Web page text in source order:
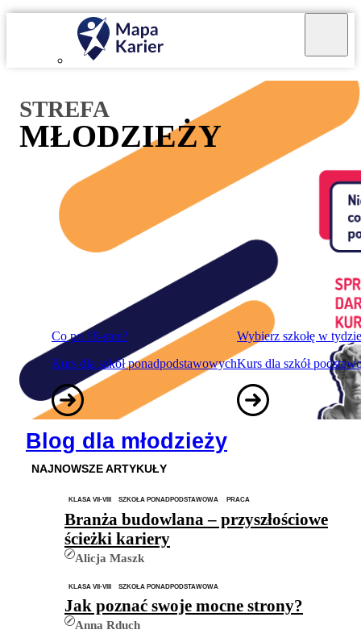
STREFA
MŁODZIEŻY
Co po 18-stce?
Kurs dla szkół ponadpodstawowych
Wybierz szkołę w
Kurs dla szkół
Blog dla młodzieży
NAJNOWSZE ARTYKUŁY
KLASA VII-VIII SZKOŁA PONADPODSTAWOWA PRACA
Branża budowlana – przyszłościowe
ścieżki kariery
Alicja Maszk
KLASA VII-VIII SZKOŁA PONADPODSTAWOWA
Jak poznać swoje mocne strony?
Anna Rduch